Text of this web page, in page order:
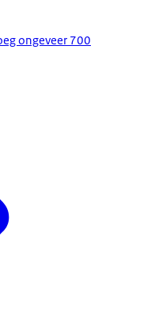
ongeveer 700